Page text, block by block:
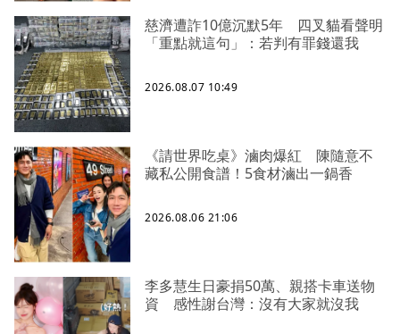
慈濟遭詐10億沉默5年 四叉貓看聲明
「重點就這句」：若判有罪錢還我
2026.08.07 10:49
《請世界吃桌》滷肉爆紅 陳隨意不
藏私公開食譜！5食材滷出一鍋香
2026.08.06 21:06
李多慧生日豪捐50萬、親搭卡車送物
資 感性謝台灣：沒有大家就沒我